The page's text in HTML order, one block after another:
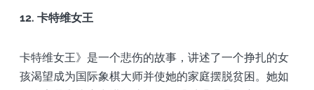
12. 卡特维女王
卡特维女王》是一个悲伤的故事，讲述了一个挣扎的女
孩渴望成为国际象棋大师并使她的家庭摆脱贫困。她如